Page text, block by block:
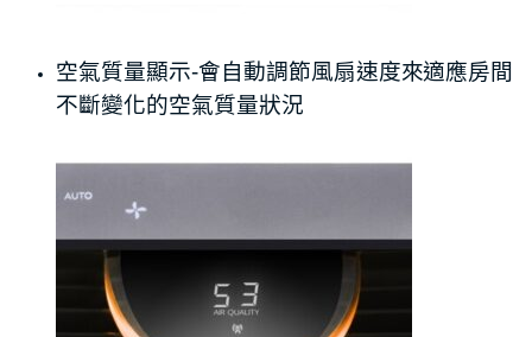
空氣質量顯示-會自動調節風扇速度來適應房間
不斷變化的空氣質量狀況